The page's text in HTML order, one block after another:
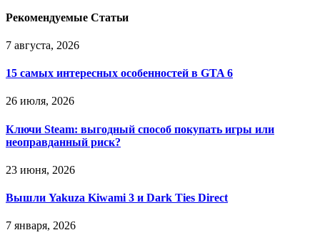
Рекомендуемые Статьи
7 августа, 2026
15 самых интересных особенностей в GTA 6
26 июля, 2026
Ключи Steam: выгодный способ покупать игры или
неоправданный риск?
23 июня, 2026
Вышли Yakuza Kiwami 3 и Dark Ties Direct
7 января, 2026